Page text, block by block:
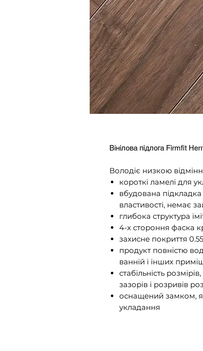
Вінілова підлога Firmfit
Володіє низкою
короткі ламелі для
вбудована підкладка
властивості, немає
глибока структура
4-х стороння фаска
захисне покриття
продукт повністю
ванній і інших
стабільність
зазорів і розривів
оснащений замком,
укладання